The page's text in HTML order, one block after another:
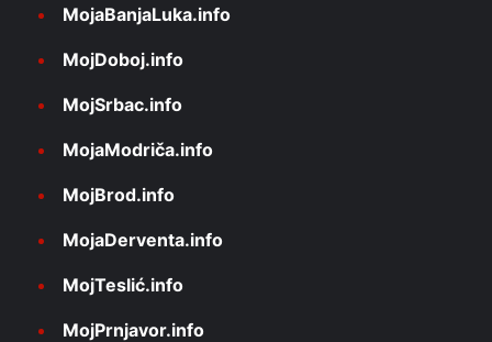
MojaBanjaLuka.info
MojDoboj.info
MojSrbac.info
MojaModriča.info
MojBrod.info
MojaDerventa.info
MojTeslić.info
MojPrnjavor.info